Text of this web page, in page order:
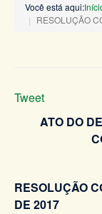
Você está aqui:
RESOLUÇÃO
Tweet
ATO DO
RESOLUÇÃO
DE 2017